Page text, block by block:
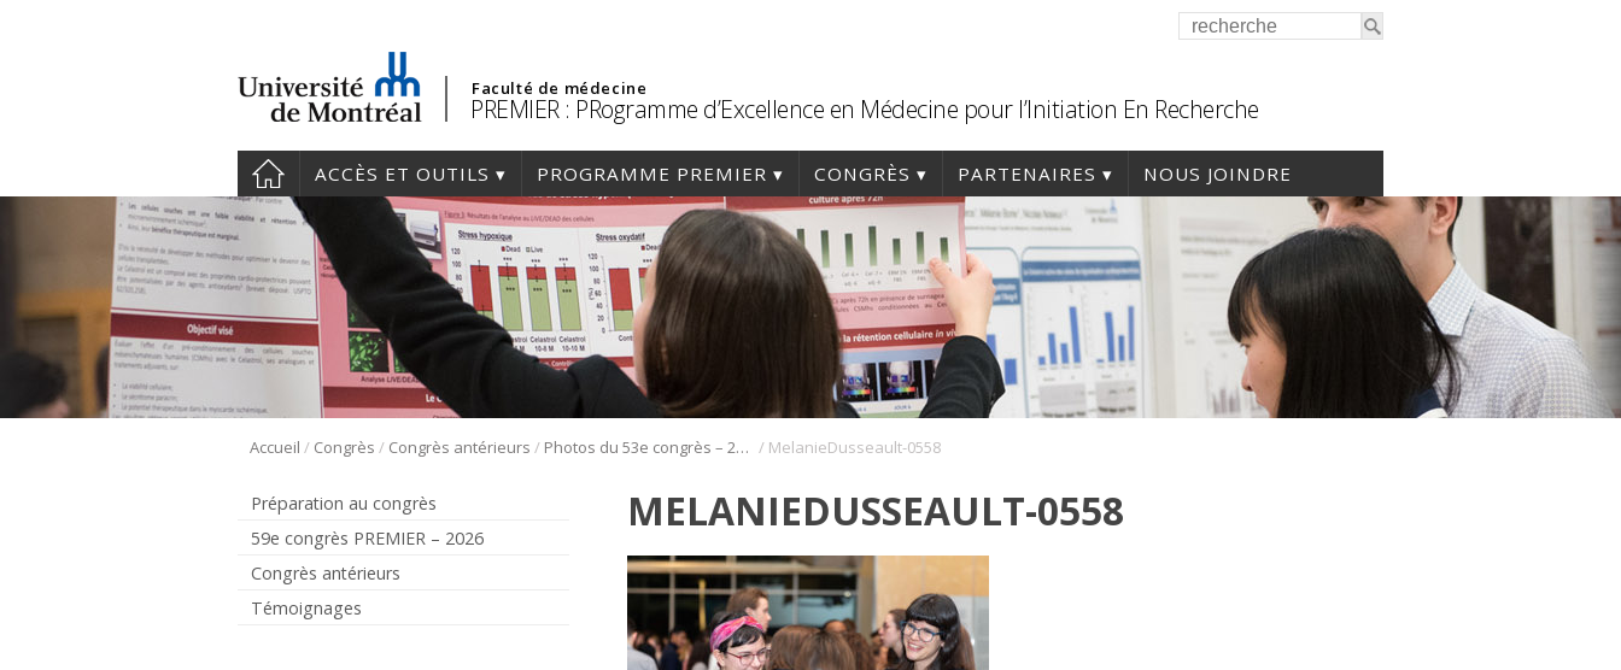
Faculté de médecine
PREMIER : PRogramme d’Excellence en Médecine pour l’Initiation En Recherche
ACCÈS ET OUTILS PROGRAMME PREMIER CONGRÈS PARTENAIRES NOUS JOINDRE
Accueil / Congrès / Congrès antérieurs / Photos du 53e congrès – 2020 / MelanieDusseault-0558
Préparation au congrès
59e congrès PREMIER – 2026
Congrès antérieurs
Témoignages
MELANIEDUSSEAULT-0558